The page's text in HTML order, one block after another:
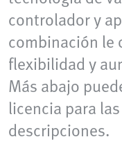
controlador y
combinación le
flexibilidad y
Más abajo
licencia para
descripciones.